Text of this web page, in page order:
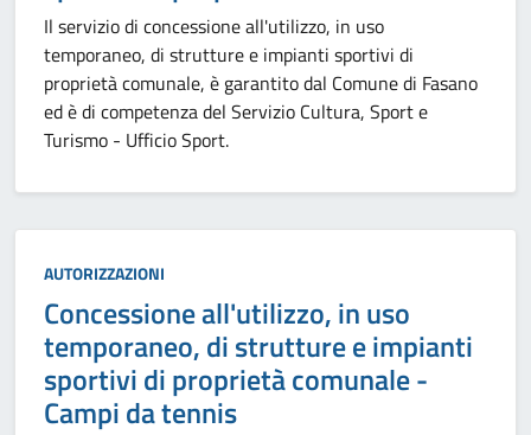
Il servizio di concessione all'utilizzo, in uso
temporaneo, di strutture e impianti sportivi di
proprietà comunale, è garantito dal Comune di Fasano
ed è di competenza del Servizio Cultura, Sport e
Turismo - Ufficio Sport.
Categoria:
AUTORIZZAZIONI
Concessione all'utilizzo, in uso
temporaneo, di strutture e impianti
sportivi di proprietà comunale -
Campi da tennis